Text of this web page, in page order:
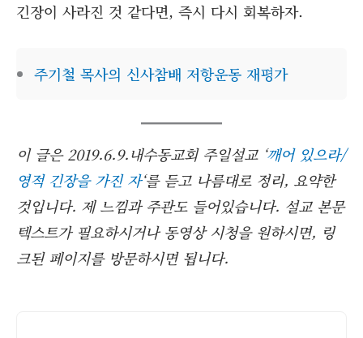
긴장이 사라진 것 같다면, 즉시 다시 회복하자.
주기철 목사의 신사참배 저항운동 재평가
이 글은 2019.6.9.내수동교회 주일설교 ‘깨어 있으라/
영적 긴장을 가진 자‘를 듣고 나름대로 정리, 요약한
것입니다. 제 느낌과 주관도 들어있습니다. 설교 본문
텍스트가 필요하시거나 동영상 시청을 원하시면, 링
크된 페이지를 방문하시면 됩니다.